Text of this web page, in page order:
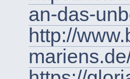
an-das-
http://